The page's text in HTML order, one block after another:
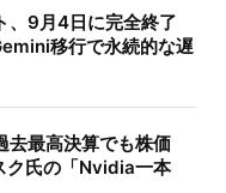
、9月4日に完全終了
移行で永続的な遅
去最高決算でも株価
氏の「Nvidia一本